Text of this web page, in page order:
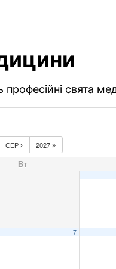
свята
СЕР 2027
Вт
7